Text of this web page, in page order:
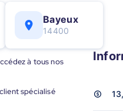
Bayeux
14400
à tous nos
spécialisé